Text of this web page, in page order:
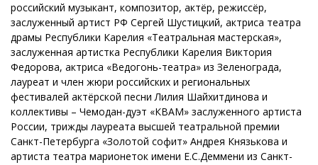
российский музыкант, композитор, актёр, режиссёр,
заслуженный артист РФ Сергей Шустицкий, актриса театра
драмы Республики Карелия «Театральная мастерская»,
заслуженная артистка Республики Карелия Виктория
Федорова, актриса «Ведогонь-театра» из Зеленограда,
лауреат и член жюри российских и региональных
фестивалей актёрской песни Лилия Шайхитдинова и
коллективы – Чемодан-дуэт «КВАМ» заслуженного артиста
России, трижды лауреата высшей театральной премии
Санкт-Петербурга «Золотой софит» Андрея Князькова и
артиста театра марионеток имени Е.С.Деммени из Санкт-